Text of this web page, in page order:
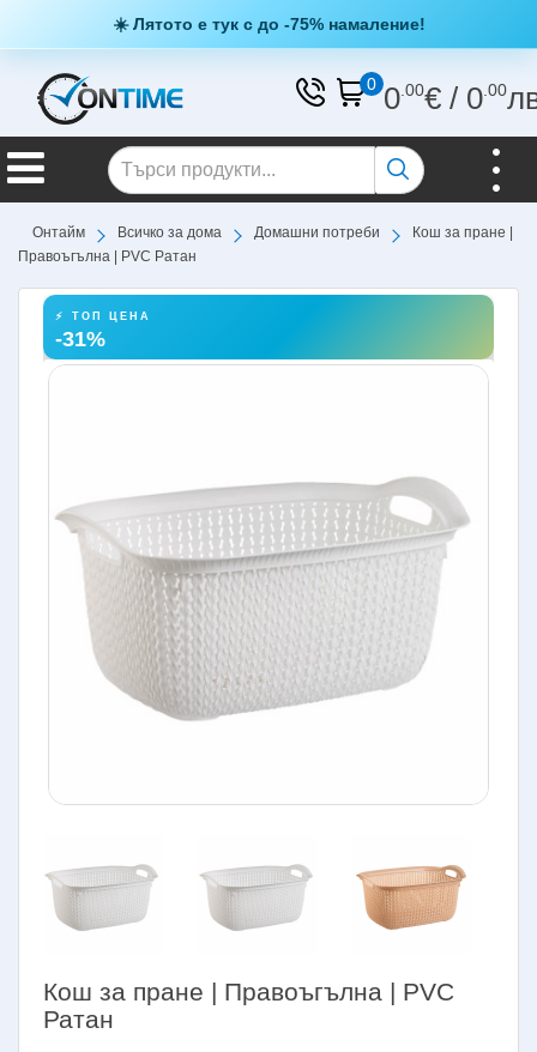
☀️ Лятото е тук с до -75% намаление!
0 0.00€/ 0.00
Онтайм Всичко за дома Домашни потреби
Кош за пране |
Правоъгълна | PVC Ратан
⚡ ТОП ЦЕНА
-31%
Кош за пране | Правоъгълна | PVC
Ратан